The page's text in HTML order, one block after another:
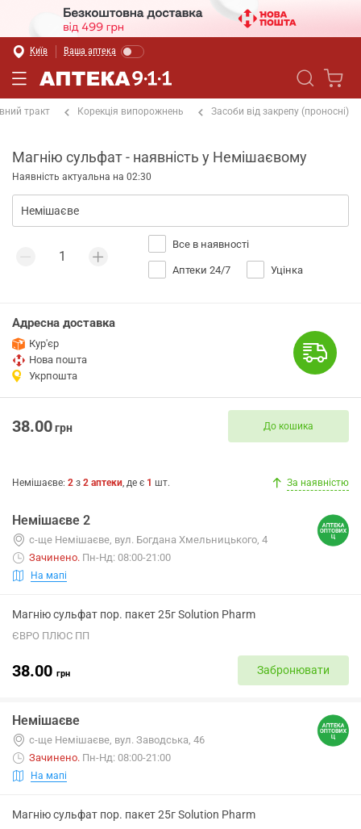
Київ Ваша аптека
тракт Корекція випорожнень Засоби від закрепу (проносні)
Магнію сульфат - наявність у Немішаєвому
Наявність актуальна на 02:30
Все в наявності
Аптеки 24/7 Уцінка
Адресна доставка
Кур'єр
Нова пошта
Укрпошта
38.00грн До кошика
Немішаєве: 2 з 2 аптеки, де є 1 шт. За наявністю
Немішаєве 2
с-ще Немішаєве, вул. Богдана Хмельницького, 4
Зачинено. Пн-Нд: 08:00-21:00
На мапі
Магнію сульфат пор. пакет 25г Solution Pharm
ЄВРО ПЛЮС ПП
38.00 грн Забронювати
Немішаєве
с-ще Немішаєве, вул. Заводська, 46
Зачинено. Пн-Нд: 08:00-21:00
На мапі
Магнію сульфат пор. пакет 25г Solution Pharm